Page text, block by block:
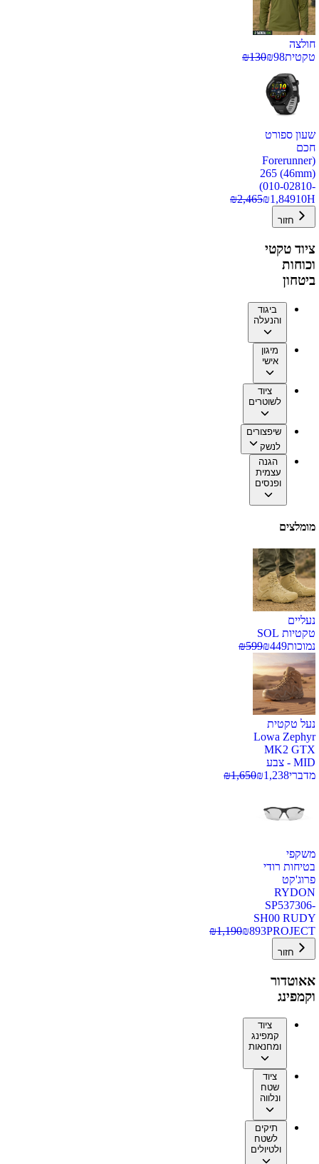
חולצה
טקטית
₪98
₪130
שעון ספורט
חכם
(Forerunner
265 (46mm)
(010-02810-
10H
₪1,849
₪2,465
חזור
ציוד טקטי
וכוחות
ביטחון
ביגוד
והנעלה
מיגון
אישי
ציוד
לשוטרים
שיפצורים
לנשק
הגנה
עצמית
ופנסים
מומלצים
נעליים
טקטיות SOL
נמוכות
₪449
₪599
נעל טקטית
Lowa Zephyr
MK2 GTX
MID - צבע
מדברי
₪1,238
₪1,650
משקפי
בטיחות רודי
פרוג'קט
RYDON
SP537306-
SH00 RUDY
PROJECT
₪893
₪1,190
חזור
אאוטדור
וקמפינג
ציוד
קמפינג
ומחנאות
ציוד
שטח
ונלווה
תיקים
לשטח
ולטיולים